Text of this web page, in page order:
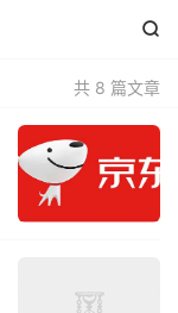

共 8 篇文章